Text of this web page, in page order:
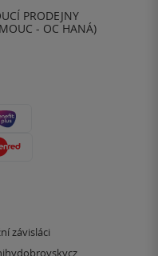
PRODEJNY
- OC HANÁ)
závisláci